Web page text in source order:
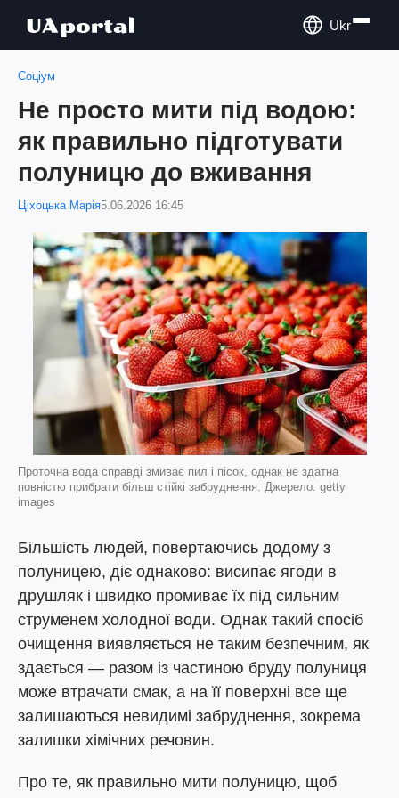
Ukr
Соціум
Не просто мити під водою:
як правильно підготувати
полуницю до вживання
Ціхоцька Марія5.06.2026 16:45
Проточна вода справді змиває пил і пісок, однак не здатна
повністю прибрати більш стійкі забруднення. Джерело: getty
images
Більшість людей, повертаючись додому з
полуницею, діє однаково: висипає ягоди в
друшляк і швидко промиває їх під сильним
струменем холодної води. Однак такий спосіб
очищення виявляється не таким безпечним, як
здається — разом із частиною бруду полуниця
може втрачати смак, а на її поверхні все ще
залишаються невидимі забруднення, зокрема
залишки хімічних речовин.
Про те, як правильно мити полуницю, щоб